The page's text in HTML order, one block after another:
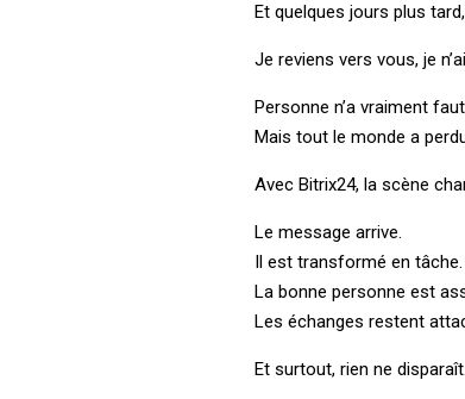
Et quelques jours plus
Je reviens vers vous, je
Personne n’a vraiment
Mais tout le monde a
Avec Bitrix24, la scène
Le message arrive.
Il est transformé en tâche.
La bonne personne est
Les échanges restent
Et surtout, rien ne disparaît.